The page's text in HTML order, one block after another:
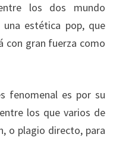
los dos mundo
estética pop, que
con gran fuerza como
fenomenal es por su
los que varios de
o plagio directo, para